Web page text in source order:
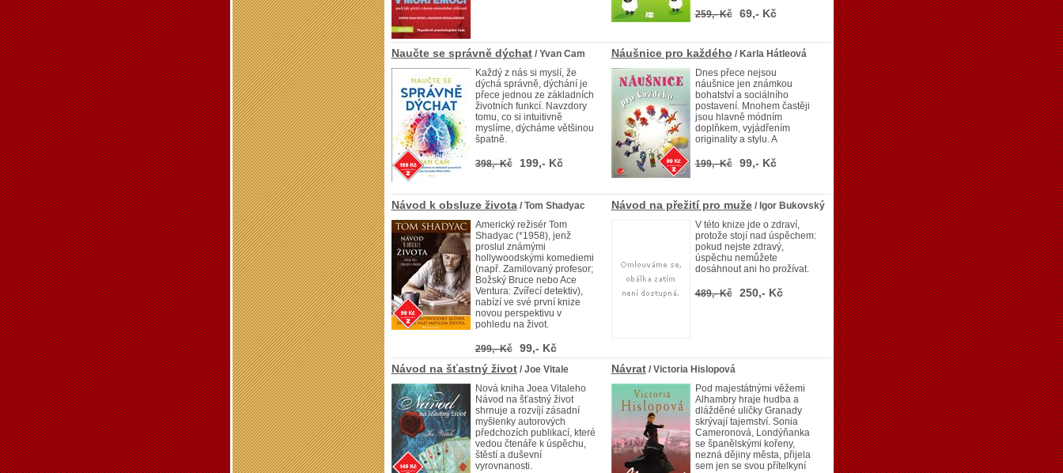
259,- Kč 69,- Kč
Naučte se správně dýchat/ Yvan Cam
Každý z nás si myslí, že
dýchá správně, dýchání je
přece jednou ze základních
životních funkcí. Navzdory
tomu, co si intuitivně
myslíme, dýcháme většinou
špatně.
398,- Kč 199,- Kč
Náušnice pro každého / Karla Hátleová
Dnes přece nejsou
náušnice jen známkou
bohatství a sociálního
postavení. Mnohem častěji
jsou hlavně módním
doplňkem, vyjádřením
originality a stylu. A
199,- Kč 99,- Kč
Návod k obsluze života/ Tom Shadyac
Americký režisér Tom
Shadyac (*1958), jenž
proslul známými
hollywoodskými komediemi
(např. Zamilovaný profesor;
Božský Bruce nebo Ace
Ventura: Zvířecí detektiv),
nabízí ve své první knize
novou perspektivu v
pohledu na život.
299,- Kč 99,- Kč
Návod na přežití pro muže/ Igor Bukovský
V této knize jde o zdraví,
protože stojí nad úspěchem:
pokud nejste zdravý,
úspěchu nemůžete
dosáhnout ani ho prožívat.
489,- Kč 250,- Kč
Návod na šťastný život/ Joe Vitale
Nová kniha Joea Vitaleho
Návod na šťastný život
shrnuje a rozvíjí zásadní
myšlenky autorových
předchozích publikací, které
vedou čtenáře k úspěchu,
štěstí a duševní
vyrovnanosti.
Návrat/ Victoria Hislopová
Pod majestátnými věžemi
Alhambry hraje hudba a
dlážděné uličky Granady
skrývají tajemství. Sonia
Cameronová, Londýňanka
se španělskými kořeny,
nezná dějiny města, přijela
sem jen se svou přítelkyní